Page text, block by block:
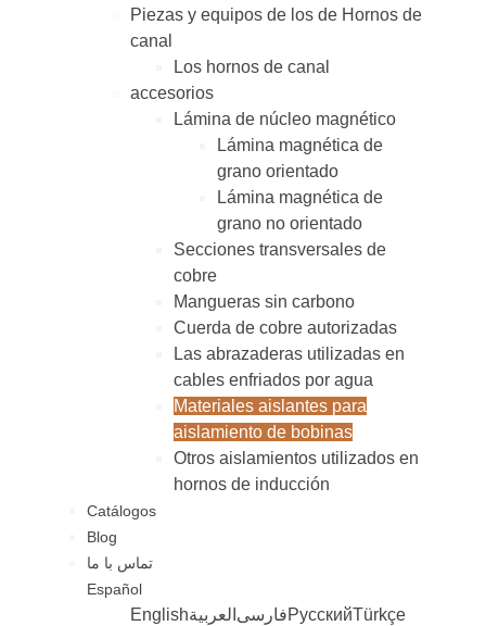
Piezas y equipos de los de Hornos de
canal
Los hornos de canal
accesorios
Lámina de núcleo magnético
Lámina magnética de
grano orientado
Lámina magnética de
grano no orientado
Secciones transversales de
cobre
Mangueras sin carbono
Cuerda de cobre autorizadas
Las abrazaderas utilizadas en
cables enfriados por agua
Materiales aislantes para
aislamiento de bobinas
Otros aislamientos utilizados en
hornos de inducción
Catálogos
Blog
تماس با ما
Español
English فارسی العربية РусскийTürkçe